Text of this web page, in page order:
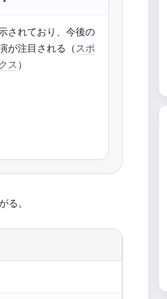
されており、今後の
が注目される（スポ
ス ）
る。